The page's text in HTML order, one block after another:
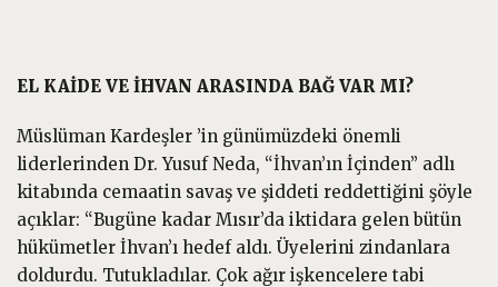
EL KAİDE VE İHVAN ARASINDA BAĞ VAR MI?
Müslüman Kardeşler ’in günümüzdeki önemli
liderlerinden Dr. Yusuf Neda, “İhvan’ın İçinden” adlı
kitabında cemaatin savaş ve şiddeti reddettiğini şöyle
açıklar: “Bugüne kadar Mısır’da iktidara gelen bütün
hükümetler İhvan’ı hedef aldı. Üyelerini zindanlara
doldurdu. Tutukladılar. Çok ağır işkencelere tabi